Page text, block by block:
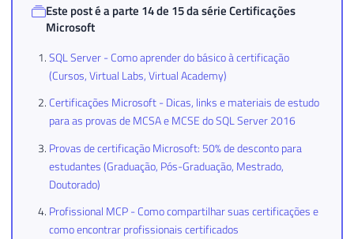
Este post é a parte 14 de 15 da sérieCertificações
Microsoft
SQL Server - Como aprender do básico à certificação
(Cursos, Virtual Labs, Virtual Academy)
Certificações Microsoft - Dicas, links e materiais de estudo
para as provas de MCSA e MCSE do SQL Server 2016
Provas de certificação Microsoft: 50% de desconto para
estudantes (Graduação, Pós-Graduação, Mestrado,
Doutorado)
Profissional MCP - Como compartilhar suas certificações e
como encontrar profissionais certificados